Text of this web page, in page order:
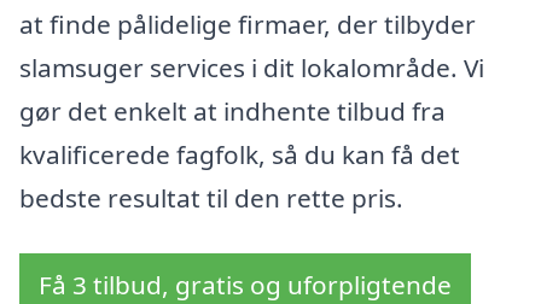
at finde pålidelige firmaer, der tilbyder
slamsuger services i dit lokalområde. Vi
gør det enkelt at indhente tilbud fra
kvalificerede fagfolk, så du kan få det
bedste resultat til den rette pris.
Få 3 tilbud, gratis og uforpligtende